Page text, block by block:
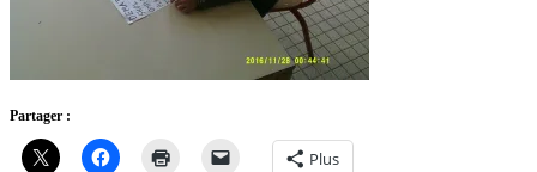
Partager :
Plus